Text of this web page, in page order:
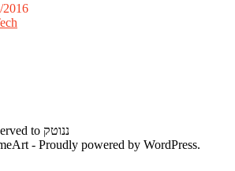
2016
Copyright All right reserved to ננוטק
- Proudly powered by WordPress.